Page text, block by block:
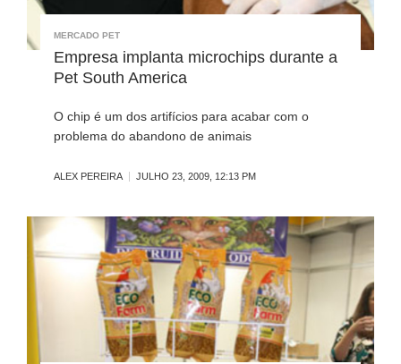
MERCADO PET
Empresa implanta microchips durante a
Pet South America
O chip é um dos artifícios para acabar com o
problema do abandono de animais
ALEX PEREIRA JULHO 23, 2009, 12:13 PM